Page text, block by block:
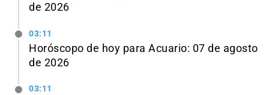
de 2026
03:11
Horóscopo de hoy para Acuario: 07 de agosto
de 2026
03:11